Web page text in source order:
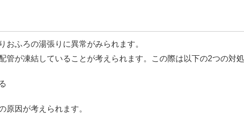
おふろの湯張りに異常がみられます。
管が凍結していることが考えられます。この際は以下の2つの対
原因が考えられます。